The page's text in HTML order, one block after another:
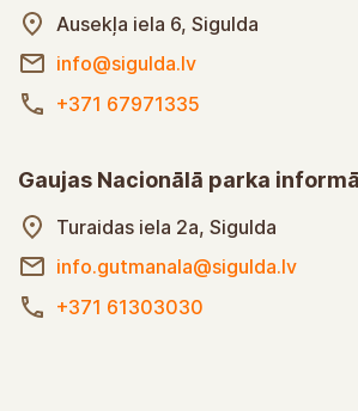
Ausekļa iela 6, Sigulda
info@sigulda.lv
+371 67971335
Gaujas Nacionālā parka
Turaidas iela 2a, Sigulda
info.gutmanala@sigulda.lv
+371 61303030